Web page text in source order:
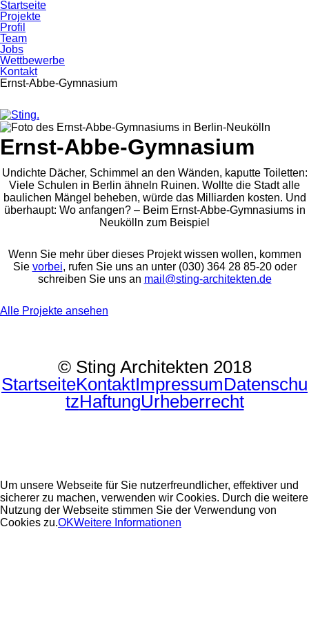
Startseite
Projekte
Profil
Team
Jobs
Wettbewerbe
Kontakt
Ernst-Abbe-Gymnasium
Skip
to
primary
Skip
to
content
Ernst-Abbe-Gymnasium
Undichte Dächer, Schimmel an den Wänden, kaputte Toiletten:
Viele Schulen in Berlin ähneln Ruinen. Wollte die Stadt alle
baulichen Mängel beheben, würde das Milliarden kosten. Und
überhaupt: Wo anfangen? – Beim Ernst-Abbe-Gymnasiums in
Neukölln zum Beispiel
Wenn Sie mehr über dieses Projekt wissen wollen, kommen
Sie vorbei, rufen Sie uns an unter (030) 364 28 85-20 oder
schreiben Sie uns an mail@sting-​architekten.de
Alle Projekte ansehen
© Sting Architekten 2018
StartseiteKontaktImpressumDatenschu
tzHaftungUrheberrecht
Um unsere Webseite für Sie nutzerfreundlicher, effektiver und
sicherer zu machen, verwenden wir Cookies. Durch die weitere
Nutzung der Webseite stimmen Sie der Verwendung von
Cookies zu.OKWeitere Informationen